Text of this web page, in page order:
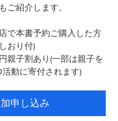
ご紹介します。
で本書予約ご購入した方
おり付)
親子割あり(一部は親子を
活動に寄付されます)
申し込み